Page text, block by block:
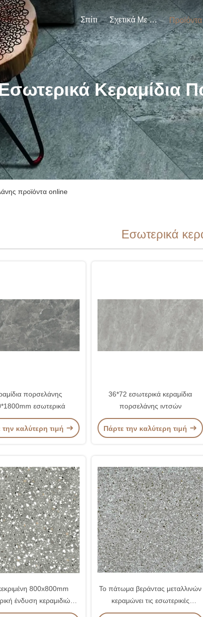
Σπίτι Σχετικά Με Εμάς Προϊόντα
Κεραμίδια
προϊόντα online
Εσωτερικά
πορσελάνης
εσωτερικά
την καλύτερη τιμή
36*72 εσωτερικά κεραμίδια
πορσελάνης ιντσών
Πάρτε την καλύτερη τιμή
800x800mm
ένδυση κεραμιδιών
γκαράζ - ανθεκτική
Το πάτωμα βεράντας μεταλλινών
κεραμώνει τις εσωτερικές
Countertop επιτραπέζιων